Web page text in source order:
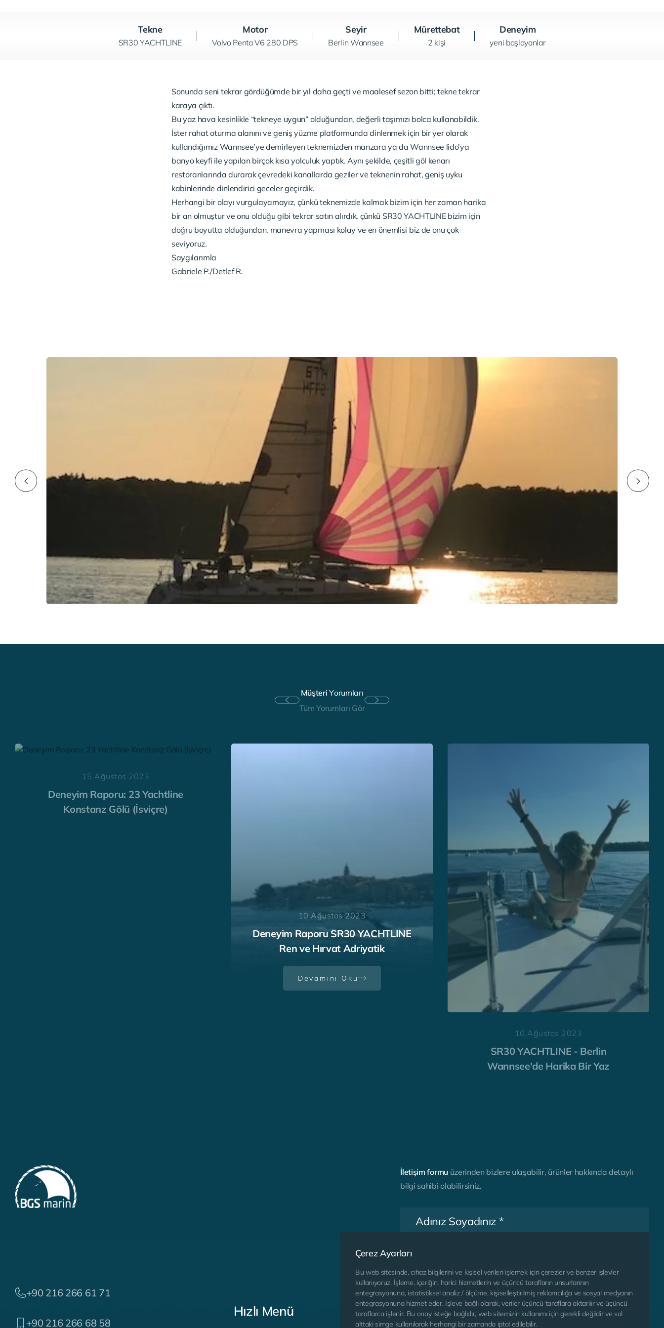
Tekne
SR30 YACHTLINE
Motor
Volvo Penta V6 280 DPS
Seyir
Berlin Wannsee
Mürettebat
2 kişi
Deneyim
yeni başlayanlar
Sonunda seni tekrar gördüğümde bir yıl daha geçti ve maalesef sezon bitti; tekne tekrar
karaya çıktı.
Bu yaz hava kesinlikle “tekneye uygun” olduğundan, değerli taşımızı bolca kullanabildik.
İster rahat oturma alanını ve geniş yüzme platformunda dinlenmek için bir yer olarak
kullandığımız Wannsee’ye demirleyen teknemizden manzara ya da Wannsee lido’ya
banyo keyfi ile yapılan birçok kısa yolculuk yaptık. Aynı şekilde, çeşitli göl kenarı
restoranlarında durarak çevredeki kanallarda geziler ve teknenin rahat, geniş uyku
kabinlerinde dinlendirici geceler geçirdik.
Herhangi bir olayı vurgulayamayız, çünkü teknemizde kalmak bizim için her zaman harika
bir an olmuştur ve onu olduğu gibi tekrar satın alırdık, çünkü SR30 YACHTLINE bizim için
doğru boyutta olduğundan, manevra yapması kolay ve en önemlisi biz de onu çok
seviyoruz.
Saygılarımla
Gabriele P./Detlef R.
Müşteri Yorumları
Tüm Yorumları Gör
27 Kasım 2020
Deneyim raporu SR30 YACHTLINE
Brandenburg / Müritz
+90 216 266 61 71
+90 216 266 68 58
Hızlı Menü
İletişim formu üzerinden bizlere ulaşabilir, ürünler hakkında detaylı
bilgi sahibi olabilirsiniz.
Çerez Ayarları
Bu web sitesinde, cihaz bilgilerini ve kişisel verileri işlemek için çerezler ve benzer işlevler
kullanıyoruz. İşleme, içeriğin, harici hizmetlerin ve üçüncü tarafların unsurlarının
entegrasyonuna, istatistiksel analiz / ölçüme, kişiselleştirilmiş reklamcılığa ve sosyal medyanın
entegrasyonuna hizmet eder. İşleve bağlı olarak, veriler üçüncü taraflara aktarılır ve üçüncü
taraflarca işlenir. Bu onay isteğe bağlıdır, web sitemizin kullanımı için gerekli değildir ve sol
alttaki simge kullanılarak herhangi bir zamanda iptal edilebilir.